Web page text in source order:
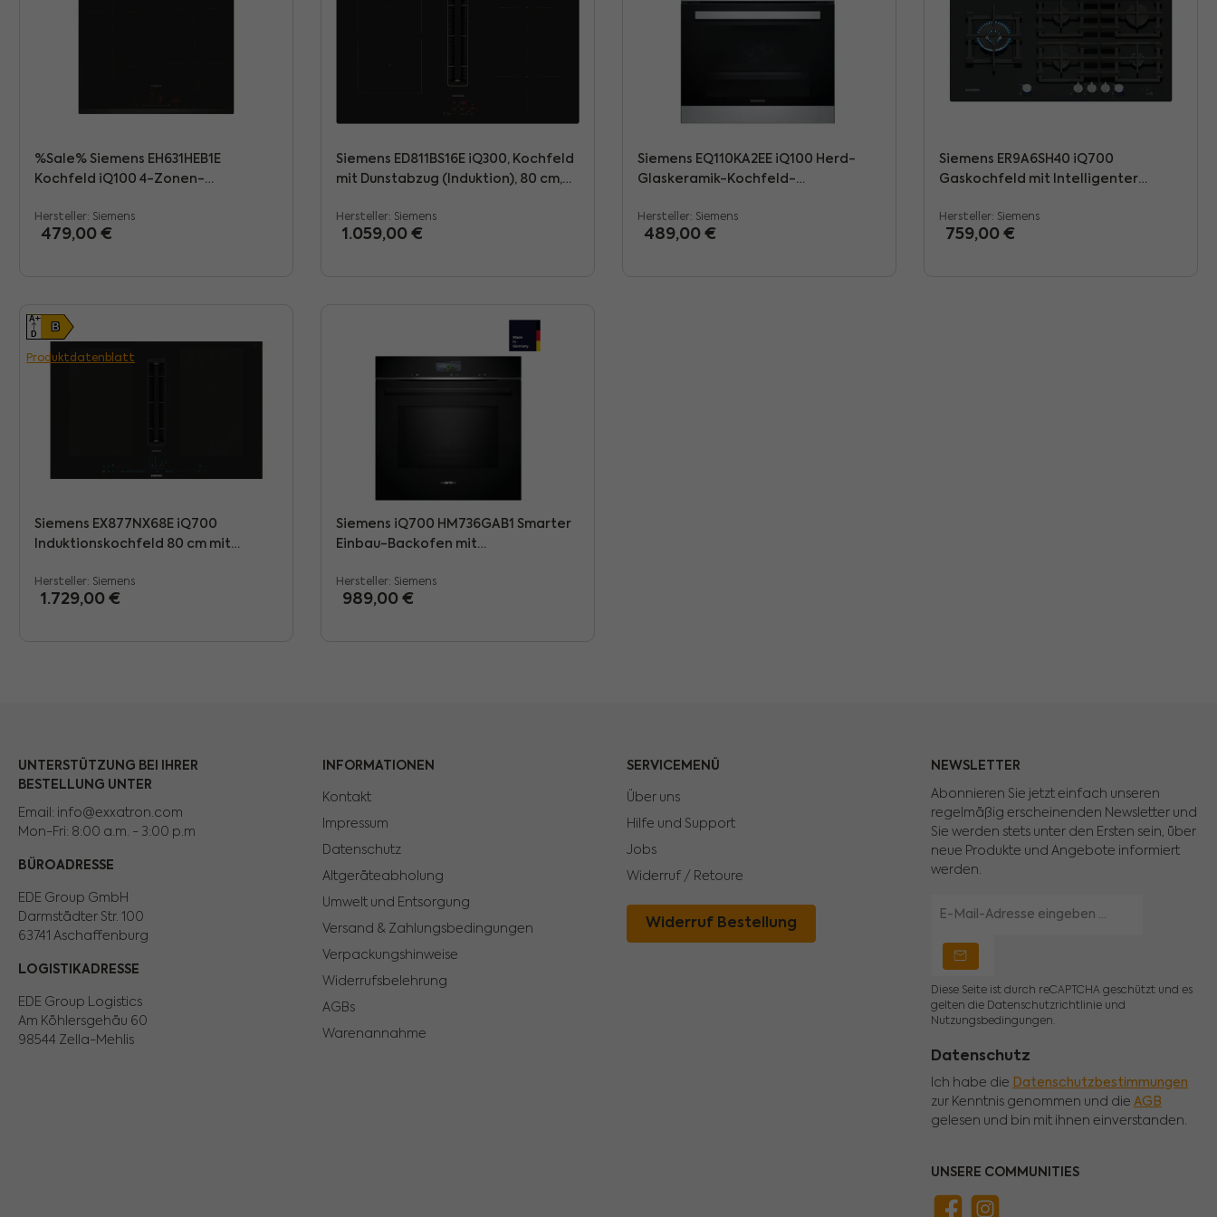
%Sale% Siemens EH631HEB1E
Kochfeld iQ100 4-Zonen-
Hersteller: Siemens
Regulärer Preis:
479,00 €
Siemens ED811BS16E iQ300, Kochfeld
mit Dunstabzug (Induktion), 80 cm,
Hersteller: Siemens
Verkaufspreis:
1.059,00 €
Siemens EQ110KA2EE iQ100 Herd-
Glaskeramik-Kochfeld-
EA64RGNA1E), Edelstahl
Hersteller: Siemens
Regulärer Preis:
489,00 €
Siemens ER9A6SH40 iQ700
Gaskochfeld mit Intelligenter
Hersteller: Siemens
Regulärer Preis:
759,00 €
B
A+++
D
Produktdatenblatt
Siemens EX877NX68E iQ700
Induktionskochfeld 80 cm mit
Hersteller: Siemens
Regulärer Preis:
1.729,00 €
Siemens iQ700 HM736GAB1 Smarter
Einbau-Backofen mit
Hersteller: Siemens
Regulärer Preis:
989,00 €
UNTERSTÜTZUNG BEI IHRER
BESTELLUNG UNTER
Email: info@exxatron.com
Mon-Fri: 8:00 a.m. - 3:00 p.m
BÜROADRESSE
EDE Group GmbH
Darmstädter Str. 100
63741 Aschaffenburg
LOGISTIKADRESSE
EDE Group Logistics
Am Köhlersgehäu 60
98544 Zella-Mehlis
INFORMATIONEN
Kontakt
Impressum
Datenschutz
Altgeräteabholung
Umwelt und Entsorgung
Versand & Zahlungsbedingungen
Verpackungshinweise
Widerrufsbelehrung
AGBs
Warenannahme
SERVICEMENÜ
Über uns
Hilfe und Support
Jobs
Widerruf / Retoure
Widerruf Bestellung
NEWSLETTER
Abonnieren Sie jetzt einfach unseren
regelmäßig erscheinenden Newsletter und
Sie werden stets unter den Ersten sein, über
neue Produkte und Angebote informiert
werden.
Mail-
Diese Seite ist durch reCAPTCHA geschützt und es
gelten die Datenschutzrichtlinie und
Nutzungsbedingungen.
Datenschutz
Ich habe die Datenschutzbestimmungen
zur Kenntnis genommen und die AGB
gelesen und bin mit ihnen einverstanden.
UNSERE COMMUNITIES